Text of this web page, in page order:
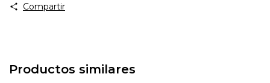
Compartir
Productos similares